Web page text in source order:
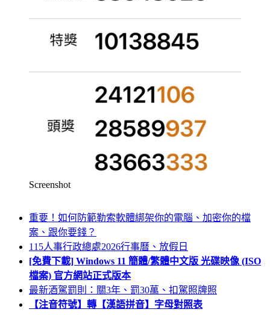
Screenshot
重要！如何防範勒索軟體綁架你的電腦、加密你的檔
案、跟你要錢？
115人事行政總處2026行事曆、放假日
[免費下載] Windows 11 簡體/繁體中文版 光碟映像 (ISO
檔案) 官方網站正式版本
最新酒駕罰則：關3年、罰30萬、扣駕照牌照
【注音符號】轉【漢語拼音】字母對照表